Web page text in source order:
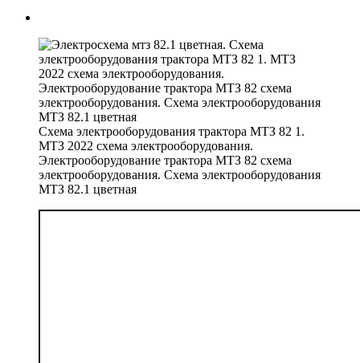
Схема электрооборудования трактора МТЗ 82 1.
МТЗ 2022 схема электрооборудования.
Электрооборудование трактора МТЗ 82 схема
электрооборудования. Схема электрооборудования
МТЗ 82.1 цветная